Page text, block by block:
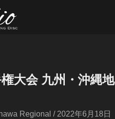
大会 九州・沖縄地
Regional / 2022年6月18日